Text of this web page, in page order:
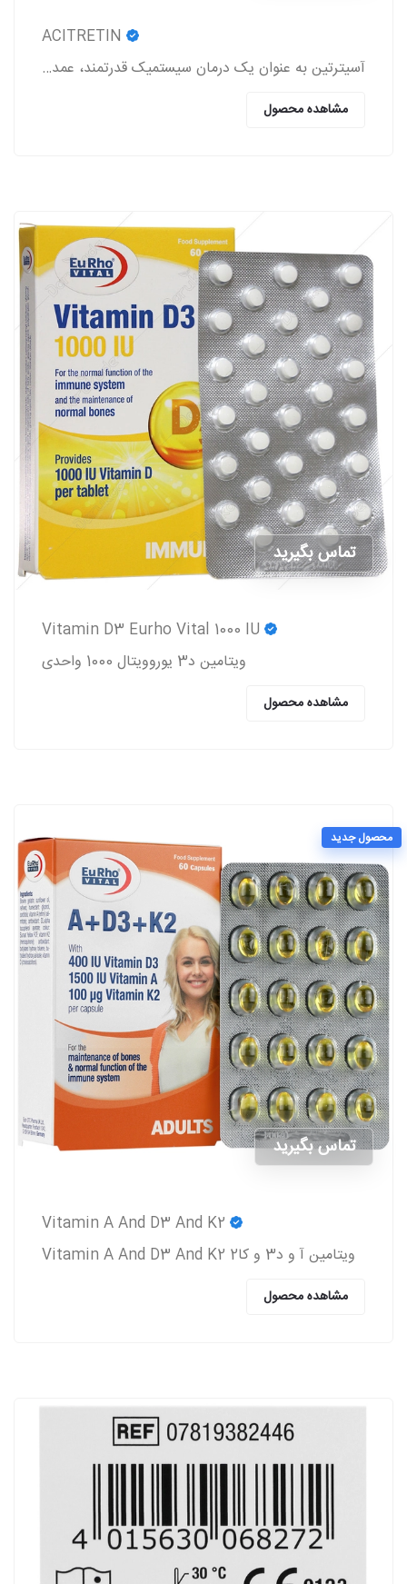
آسیترتین به عنوان یک درمان سیستمیک قدرتمند، عمدتاً در مدیریت اختلالات شدید کراتینیزاسیون پوست به کار می‌رود.
مشاهده محصول
تماس بگیرید
ویتامین د3 یوروویتال 1000 واحدی
مشاهده محصول
محصول جدید
تماس بگیرید
ویتامین آ و د3 و کا2 Vitamin A And D3 And K2
مشاهده محصول